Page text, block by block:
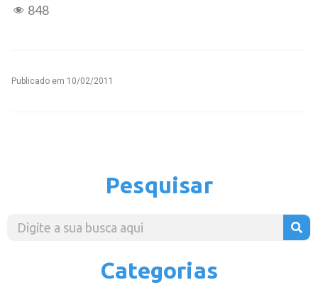
848
Publicado em 10/02/2011
Pesquisar
Categorias